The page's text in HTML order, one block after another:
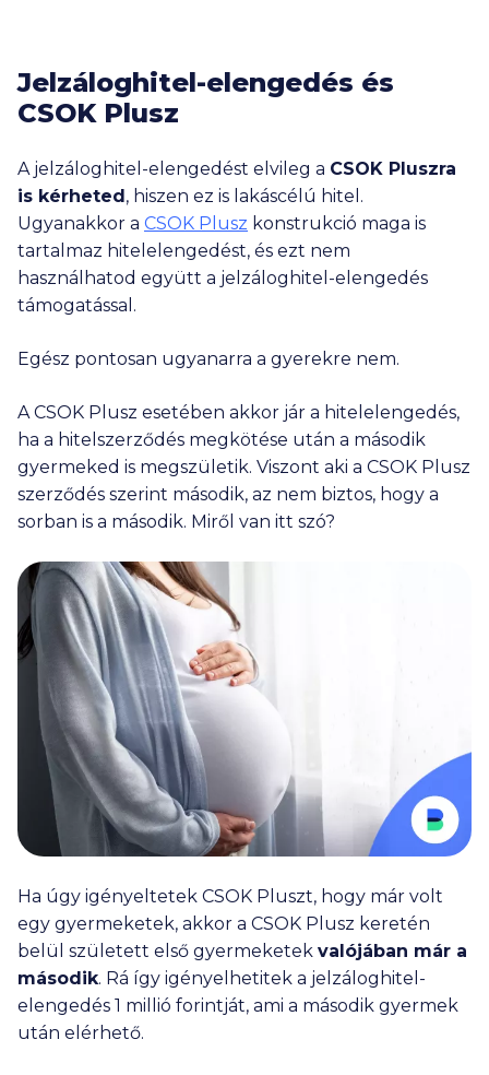
Jelzáloghitel-elengedés és
CSOK Plusz
A jelzáloghitel-elengedést elvileg a CSOK Pluszra
is kérheted, hiszen ez is lakáscélú hitel.
Ugyanakkor a CSOK Plusz konstrukció maga is
tartalmaz hitelelengedést, és ezt nem
használhatod együtt a jelzáloghitel-elengedés
támogatással.
Egész pontosan ugyanarra a gyerekre nem.
A CSOK Plusz esetében akkor jár a hitelelengedés,
ha a hitelszerződés megkötése után a második
gyermeked is megszületik. Viszont aki a CSOK Plusz
szerződés szerint második, az nem biztos, hogy a
sorban is a második. Miről van itt szó?
Ha úgy igényeltetek CSOK Pluszt, hogy már volt
egy gyermeketek, akkor a CSOK Plusz keretén
belül született első gyermeketek valójában már a
második. Rá így igényelhetitek a jelzáloghitel-
elengedés 1 millió forintját, ami a második gyermek
után elérhető.